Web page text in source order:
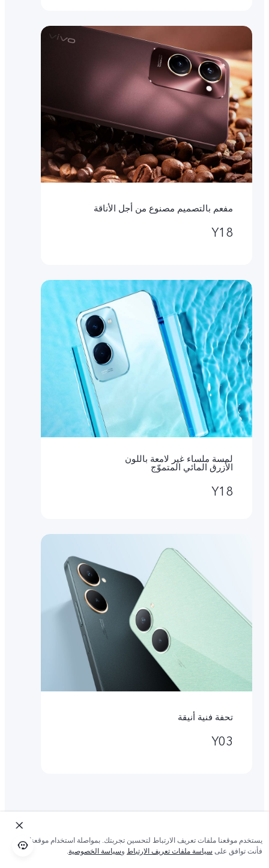
مفعم بالتصميم مصنوع من أجل الأناقة
Y18
لمسة ملساء غير لامعة باللون
الأزرق المائي المتموّج
Y18
تحفة فنية أنيقة
Y03
يستخدم موقعنا ملفات تعريف الارتباط لتحسين تجربتك. بمواصلة استخدام موقعنا؛
فأنت توافق على سياسة ملفات تعريف الارتباط وسياسة الخصوصية.